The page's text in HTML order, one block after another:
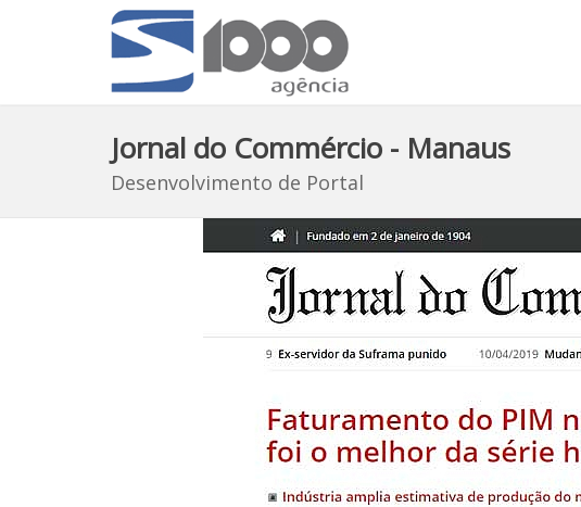
Jornal do Commércio - Manaus
Desenvolvimento de Portal